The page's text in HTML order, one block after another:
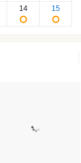
14 15